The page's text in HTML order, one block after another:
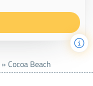
» Cocoa Beach